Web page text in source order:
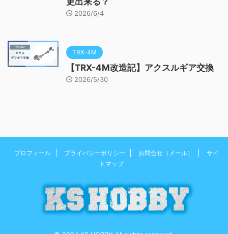
2026/6/4
TRX-4M
【TRX-4M改造記】アクスルギア交換
2026/5/30
プロフィール プライバシーポリシー お問合せ（メール）
サイ
トマップ